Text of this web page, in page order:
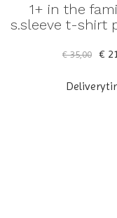
1+ in the
s.sleeve t-shirt
€ 35,00 €